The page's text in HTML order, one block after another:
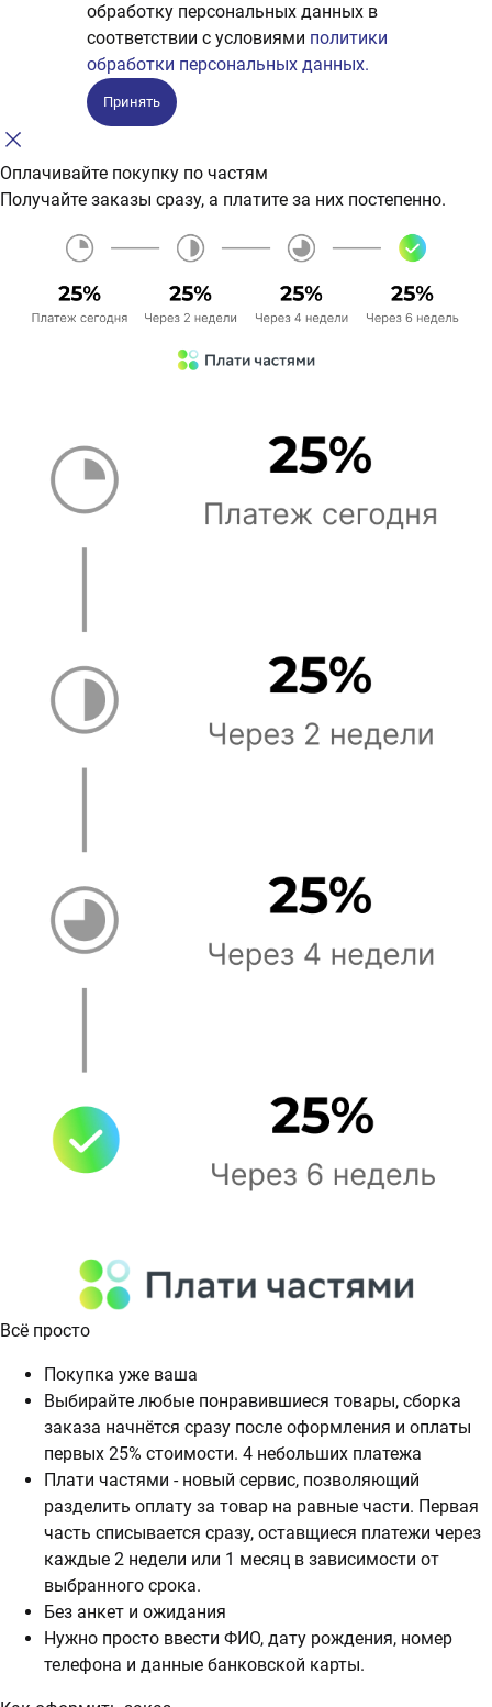
обработку персональных данных в
соответствии с условиями политики
обработки персональных данных.
Принять
Оплачивайте покупку по частям
Получайте заказы сразу, а платите за них постепенно.
Всё просто
Покупка уже ваша
Выбирайте любые понравившиеся товары, сборка
заказа начнётся сразу после оформления и оплаты
первых 25% стоимости. 4 небольших платежа
Плати частями - новый сервис, позволяющий
разделить оплату за товар на равные части. Первая
часть списывается сразу, оставщиеся платежи через
каждые 2 недели или 1 месяц в зависимости от
выбранного срока.
Без анкет и ожидания
Нужно просто ввести ФИО, дату рождения, номер
телефона и данные банковской карты.